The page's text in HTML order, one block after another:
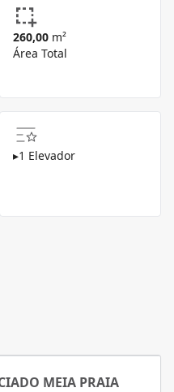
260,00 m²
Área Total
▸1 Elevador
MEIA PRAIA